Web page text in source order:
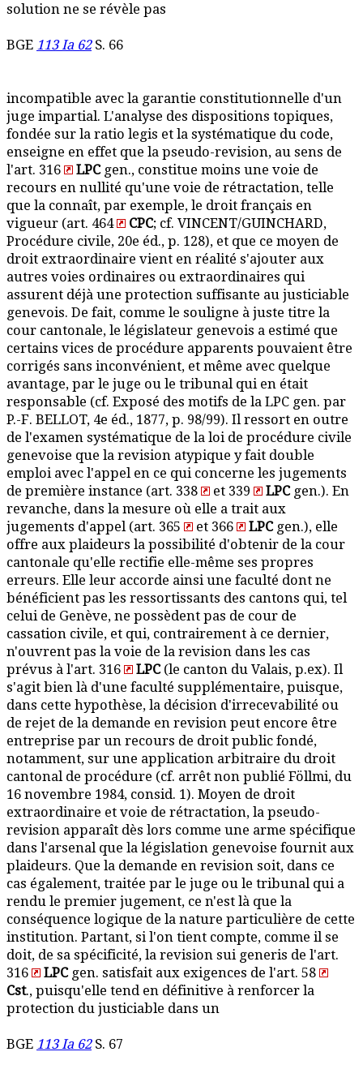
solution ne se révèle pas
BGE 113 Ia 62S. 66
incompatible avec la garantie constitutionnelle d'un
juge impartial. L'analyse des dispositions topiques,
fondée sur la ratio legis et la systématique du code,
enseigne en effet que la pseudo-revision, au sens de
l'art. 316
LPCgen., constitue moins une voie de
recours en nullité qu'une voie de rétractation, telle
que la connaît, par exemple, le droit français en
vigueur (art. 464
CPC; cf. VINCENT/GUINCHARD,
Procédure civile, 20e éd., p. 128), et que ce moyen de
droit extraordinaire vient en réalité s'ajouter aux
autres voies ordinaires ou extraordinaires qui
assurent déjà une protection suffisante au justiciable
genevois. De fait, comme le souligne à juste titre la
cour cantonale, le législateur genevois a estimé que
certains vices de procédure apparents pouvaient être
corrigés sans inconvénient, et même avec quelque
avantage, par le juge ou le tribunal qui en était
responsable (cf. Exposé des motifs de la LPC gen. par
P.-F. BELLOT, 4e éd., 1877, p. 98/99). Il ressort en outre
de l'examen systématique de la loi de procédure civile
genevoise que la revision atypique y fait double
emploi avec l'appel en ce qui concerne les jugements
de première instance (art. 338
et 339 LPCgen.). En
revanche, dans la mesure où elle a trait aux
jugements d'appel (art. 365
et 366 LPCgen.), elle
offre aux plaideurs la possibilité d'obtenir de la cour
cantonale qu'elle rectifie elle-même ses propres
erreurs. Elle leur accorde ainsi une faculté dont ne
bénéficient pas les ressortissants des cantons qui, tel
celui de Genève, ne possèdent pas de cour de
cassation civile, et qui, contrairement à ce dernier,
n'ouvrent pas la voie de la revision dans les cas
prévus à l'art. 316
LPC(le canton du Valais, p.ex). Il
s'agit bien là d'une faculté supplémentaire, puisque,
dans cette hypothèse, la décision d'irrecevabilité ou
de rejet de la demande en revision peut encore être
entreprise par un recours de droit public fondé,
notamment, sur une application arbitraire du droit
cantonal de procédure (cf. arrêt non publié Föllmi, du
16 novembre 1984, consid. 1). Moyen de droit
extraordinaire et voie de rétractation, la pseudo-
revision apparaît dès lors comme une arme spécifique
dans l'arsenal que la législation genevoise fournit aux
plaideurs. Que la demande en revision soit, dans ce
cas également, traitée par le juge ou le tribunal qui a
rendu le premier jugement, ce n'est là que la
conséquence logique de la nature particulière de cette
institution. Partant, si l'on tient compte, comme il se
doit, de sa spécificité, la revision sui generis de l'art.
316
LPCgen. satisfait aux exigences de l'art. 58
Cst., puisqu'elle tend en définitive à renforcer la
protection du justiciable dans un
BGE 113 Ia 62S. 67